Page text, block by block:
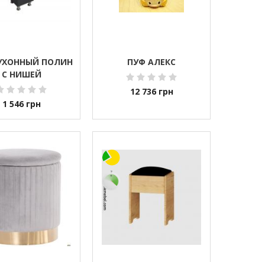
ПОЛИН
С НИШЕЙ
1 546 грн
ПУФ АЛЕКС
12 736 грн